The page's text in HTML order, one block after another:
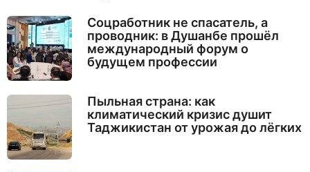
Соцработник не спасатель, а
проводник: в Душанбе прошёл
международный форум о
будущем профессии
Пыльная страна: как
климатический кризис душит
Таджикистан от урожая до лёгких